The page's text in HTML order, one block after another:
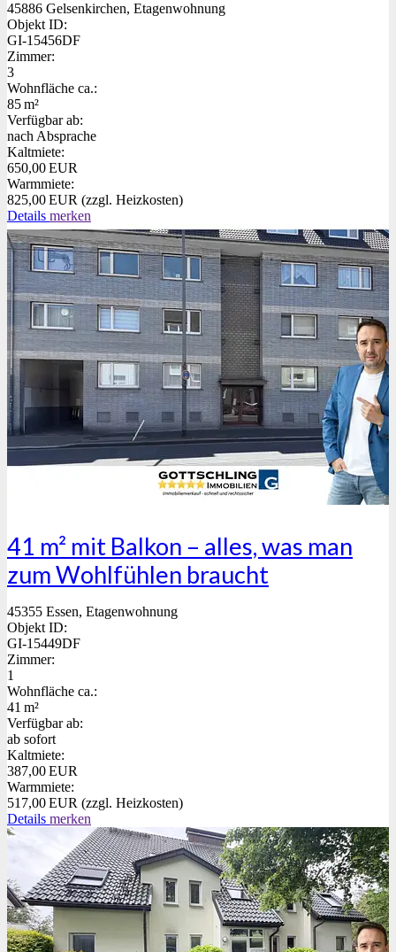
45886 Gelsenkirchen, Etagenwohnung
Objekt ID:
GI-15456DF
Zimmer:
3
Wohnfläche ca.:
85 m²
Verfügbar ab:
nach Absprache
Kaltmiete:
650,00 EUR
Warmmiete:
825,00 EUR (zzgl. Heizkosten)
Details merken
41 m² mit Balkon – alles, was man
zum Wohlfühlen braucht
45355 Essen, Etagenwohnung
Objekt ID:
GI-15449DF
Zimmer:
1
Wohnfläche ca.:
41 m²
Verfügbar ab:
ab sofort
Kaltmiete:
387,00 EUR
Warmmiete:
517,00 EUR (zzgl. Heizkosten)
Details merken